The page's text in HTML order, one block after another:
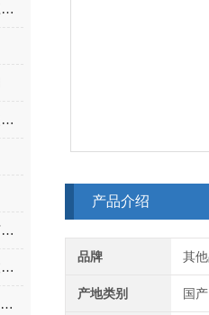
荧光法在线溶解氧传感器的应用领域详解
溶氧仪的使用（一）——安装和注意事项
溶解氧分析仪怎么测的？如何校准及检定？
溶氧仪校准如何确保电极不被损坏？
溶解氧传感器的Memosens数字式技术浅析
产品介绍
品牌 其
产地类别 国产